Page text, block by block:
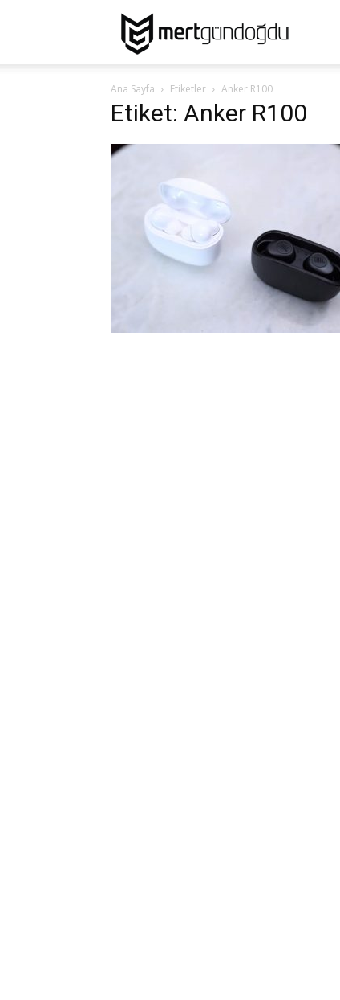
Ana Sayfa Etiketler Anker R100
Etiket: Anker R100